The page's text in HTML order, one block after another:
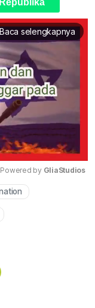
Baca selengkapnya
Powered by GliaStudios